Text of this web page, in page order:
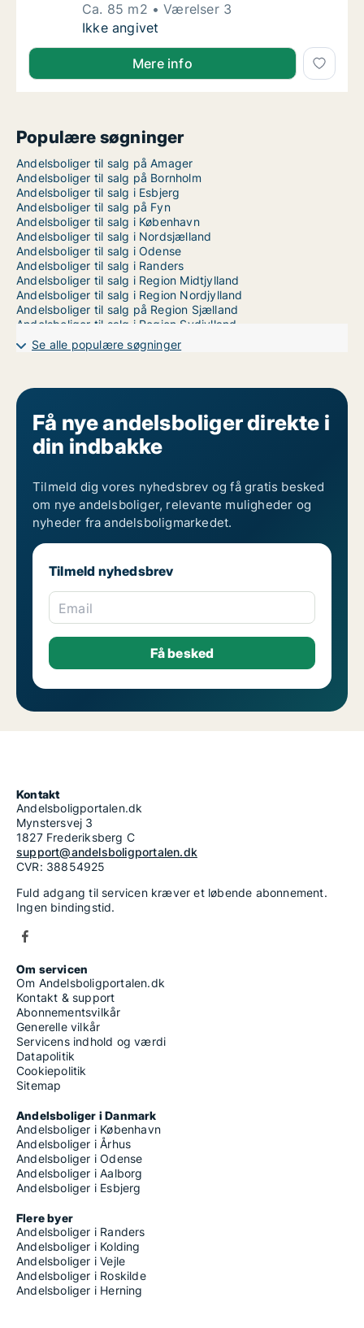
Ca. 85 m2
Værelser 3
Ca. 85 m2 andelsbolig til salg på 2100
Ikke angivet
Mere info
Populære søgninger
Andelsboliger til salg på Amager
Andelsboliger til salg på Bornholm
Andelsboliger til salg i Esbjerg
Andelsboliger til salg på Fyn
Andelsboliger til salg i København
Andelsboliger til salg i Nordsjælland
Andelsboliger til salg i Odense
Andelsboliger til salg i Randers
Andelsboliger til salg i Region Midtjylland
Andelsboliger til salg i Region Nordjylland
Andelsboliger til salg på Region Sjælland
Andelsboliger til salg i Region Sydjylland
Andelsboliger til salg i Storkøbenhavn
Andelsboliger til salg i Trekantsområdet
Andelsboliger til salg i Århus
Se alle populære søgninger
Få nye andelsboliger direkte i
din indbakke
Tilmeld dig vores nyhedsbrev og få gratis besked
om nye andelsboliger, relevante muligheder og
nyheder fra andelsboligmarkedet.
Tilmeld nyhedsbrev
Email
Kontakt
Andelsboligportalen.dk
Mynstersvej 3
1827 Frederiksberg C
support@andelsboligportalen.dk
CVR: 38854925
Fuld adgang til servicen kræver et løbende abonnement.
Ingen bindingstid.
Om servicen
Om Andelsboligportalen.dk
Kontakt & support
Abonnementsvilkår
Generelle vilkår
Servicens indhold og værdi
Datapolitik
Cookiepolitik
Sitemap
Andelsboliger i Danmark
Andelsboliger i København
Andelsboliger i Århus
Andelsboliger i Odense
Andelsboliger i Aalborg
Andelsboliger i Esbjerg
Flere byer
Andelsboliger i Randers
Andelsboliger i Kolding
Andelsboliger i Vejle
Andelsboliger i Roskilde
Andelsboliger i Herning